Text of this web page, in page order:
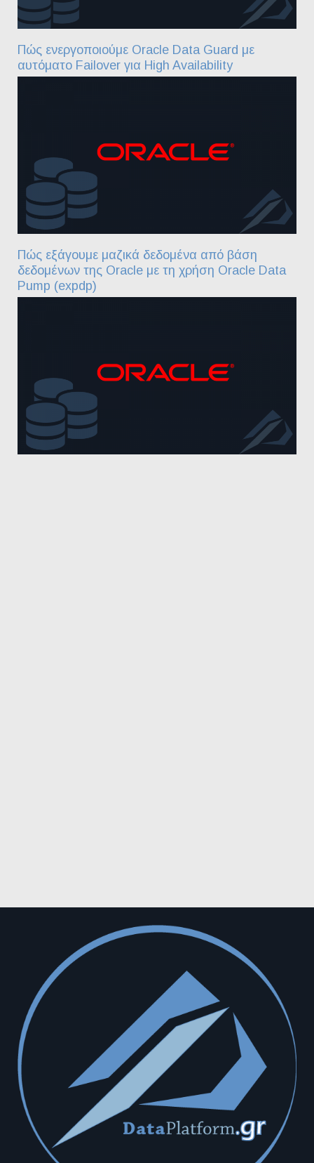
Πώς ενεργοποιούμε Oracle Data Guard με
αυτόματο Failover για High Availability
Πώς εξάγουμε μαζικά δεδομένα από βάση
δεδομένων της Oracle με τη χρήση Oracle Data
Pump (expdp)